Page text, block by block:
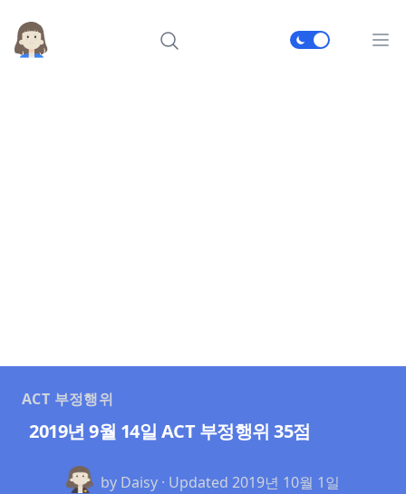
메
ACT 부정행위
2019년 9월 14일 ACT 부정행위 35점
by Daisy · Updated 2019년 10월 1일